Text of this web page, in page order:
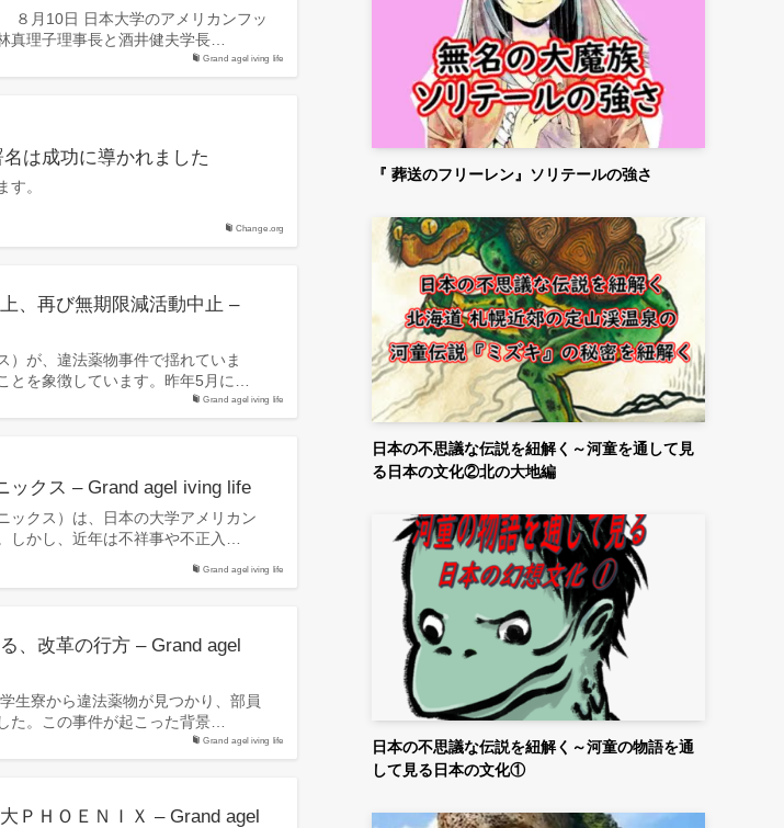
Grand agel iving life
月10日 日本大学のアメリカンフッ
真理子理事長と酒井健夫学長…
Change.org
は成功に導かれました
す。
Grand agel iving life
、再び無期限減活動中止 –
）が、違法薬物事件で揺れていま
とを象徴しています。昨年5月に…
Grand agel iving life
ックス – Grand agel iving life
ックス）は、日本の大学アメリカン
しかし、近年は不祥事や不正入…
Grand agel iving life
、改革の行方 – Grand agel
生寮から違法薬物が見つかり、部員
た。この事件が起こった背景…
ＰＨＯＥＮＩＸ – Grand agel
『 葬送のフリーレン』ソリテールの強さ
日本の不思議な伝説を紐解く～河童を通して見
る日本の文化②北の大地編
日本の不思議な伝説を紐解く～河童の物語を通
して見る日本の文化①